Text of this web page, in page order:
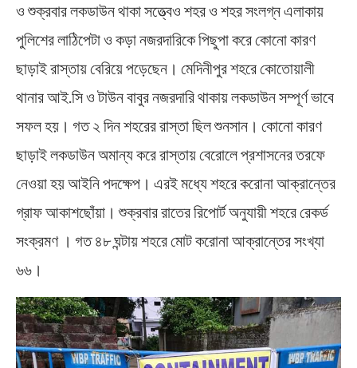
ও শুক্রবার লকডাউন থাকা সত্ত্বেও শহর ও শহর সংলগ্ন এলাকায়
পুলিশের লাঠিপেটা ও কড়া নজরদারিকে পিছুপা করে কোনো কারণ
ছাড়াই রাস্তায় বেরিয়ে পড়েছেন। মেদিনীপুর শহরে কোতোয়ালী
থানার আই.সি ও টাউন বাবুর নজরদারি থাকায় লকডাউন সম্পূর্ণ ভাবে
সফল হয়। গত ২ দিন শহরের রাস্তা ছিল শুনসান। কোনো কারণ
ছাড়াই লকডাউন অমান্য করে রাস্তায় বেরোলে প্রশাসনের তরফে
নেওয়া হয় আইনি পদক্ষেপ। এরই মধ্যে শহরে করোনা আক্রান্তের
গ্রাফ আকাশছোঁয়া। শুক্রবার রাতের রিপোর্ট অনুযায়ী শহরে রেকর্ড
সংক্রমণ । গত ৪৮ ঘন্টায় শহরে মোট করোনা আক্রান্তের সংখ্যা
৬৬।